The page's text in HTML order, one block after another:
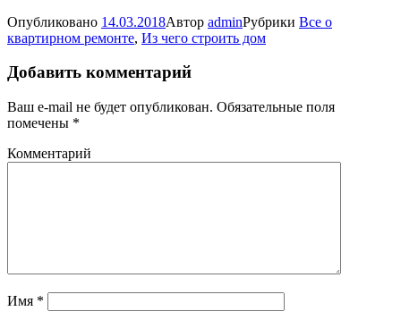
Опубликовано 14.03.2018Автор adminРубрики Все о
квартирном ремонте, Из чего строить дом
Добавить комментарий
Ваш e-mail не будет опубликован. Обязательные поля
помечены *
Комментарий
Имя *